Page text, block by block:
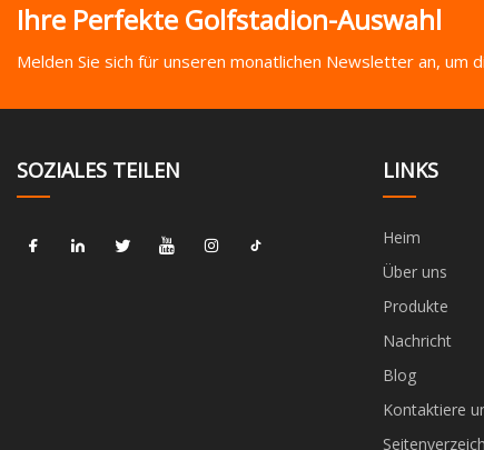
Ihre Perfekte Golfstadion-Auswahl
Melden Sie sich für unseren monatlichen Newsletter an, um
SOZIALES TEILEN LINKS
Heim
Über uns
Produkte
Nachricht
Blog
Kontaktiere